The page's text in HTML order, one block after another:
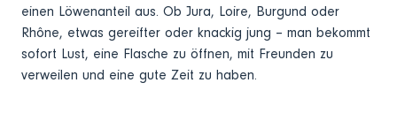
einen Löwenanteil aus. Ob Jura, Loire, Burgund oder
Rhône, etwas gereifter oder knackig jung – man bekommt
sofort Lust, eine Flasche zu öffnen, mit Freunden zu
verweilen und eine gute Zeit zu haben.